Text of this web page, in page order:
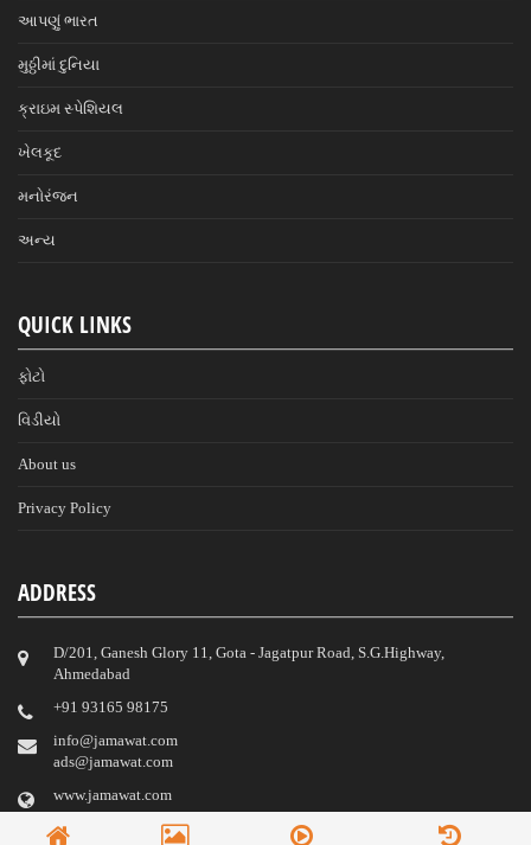
આપણું ભારત
મુઠ્ઠીમાં દુનિયા
ક્રાઇમ સ્પેશિયલ
ખેલકૂદ
મનોરંજન
અન્ય
QUICK LINKS
ફોટો
વિડીયો
About us
Privacy Policy
ADDRESS
D/201, Ganesh Glory 11, Gota - Jagatpur Road, S.G.Highway,
Ahmedabad
‎+91 93165 98175
info@jamawat.com
ads@jamawat.com
www.jamawat.com